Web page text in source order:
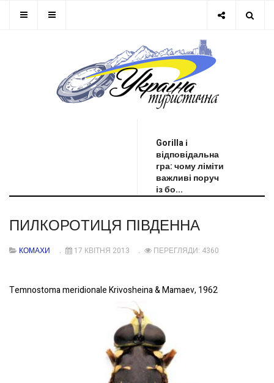
Gorilla і
відповідальна
гра: чому ліміти
важливі поруч
із бо...
ПИЛКОРОТИЦЯ ПІВДЕННА
КОМАХИ 17 КВІТНЯ 2013 ПЕРЕГЛЯДИ: 4360
Temnostoma meridionale Krivosheina & Mamaev, 1962